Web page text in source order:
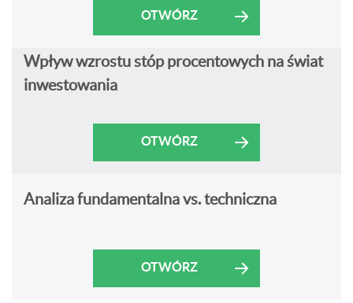
OTWÓRZ
Wpływ wzrostu stóp procentowych na świat
inwestowania
OTWÓRZ
Analiza fundamentalna vs. techniczna
OTWÓRZ